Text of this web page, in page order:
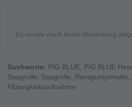
Es wurde noch keine Bewertung
Suchworte: PIG BLUE, PIG BLUE
Saugrolle, Saugrolle, Reinigungsmatte,
Flüssigkeitsaufnahme